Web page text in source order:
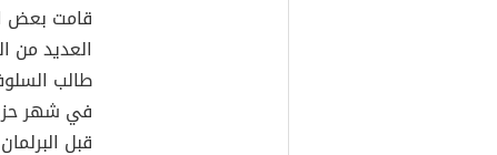
قامت بعض
العديد من
طالب